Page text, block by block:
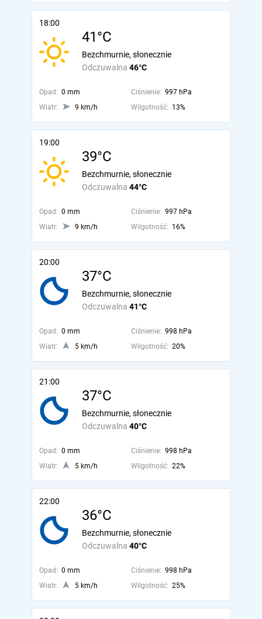
18:00
41°C
Odczuwalna 46°C
Bezchmurnie, słonecznie
Opad: 0 mm Ciśnienie: 997 hPa
Wiatr:
9 km/h Wilgotność: 13%
19:00
39°C
Odczuwalna 44°C
Bezchmurnie, słonecznie
Opad: 0 mm Ciśnienie: 997 hPa
Wiatr:
9 km/h Wilgotność: 16%
20:00
37°C
Odczuwalna 41°C
Bezchmurnie, słonecznie
Opad: 0 mm Ciśnienie: 998 hPa
Wiatr:
5 km/h Wilgotność: 20%
21:00
37°C
Odczuwalna 40°C
Bezchmurnie, słonecznie
Opad: 0 mm Ciśnienie: 998 hPa
Wiatr:
5 km/h Wilgotność: 22%
22:00
36°C
Odczuwalna 40°C
Bezchmurnie, słonecznie
Opad: 0 mm Ciśnienie: 998 hPa
Wiatr:
5 km/h Wilgotność: 25%